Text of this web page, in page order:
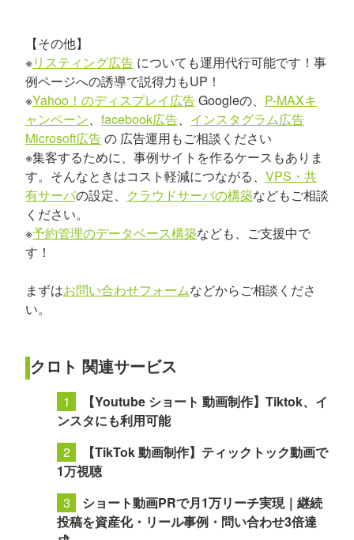
【その他】
※リスティング広告 についても運用代行可能です！事
例ページへの誘導で説得力もUP！
※Yahoo！のディスプレイ広告Googleの、 P-MAXキ
ャンペーン
facebook広告
インスタグラム広告
Microsoft広告の 広告運用もご相談ください
※集客するために、事例サイトを作るケースもありま
す。そんなときはコスト軽減につながる、 VPS・共
有サーバの設定、 クラウドサーバの構築などもご相談
ください。
※予約管理のデータベース構築なども、ご支援中で
す！
まずはお問い合わせフォームなどからご相談くださ
い。
クロト 関連サービス
【Youtube ショート 動画制作】Tiktok、イ
ンスタにも利用可能
【TikTok 動画制作】ティックトック動画で
1万視聴
ショート動画PRで月1万リーチ実現｜継続
投稿を資産化・リール事例・問い合わせ3倍達